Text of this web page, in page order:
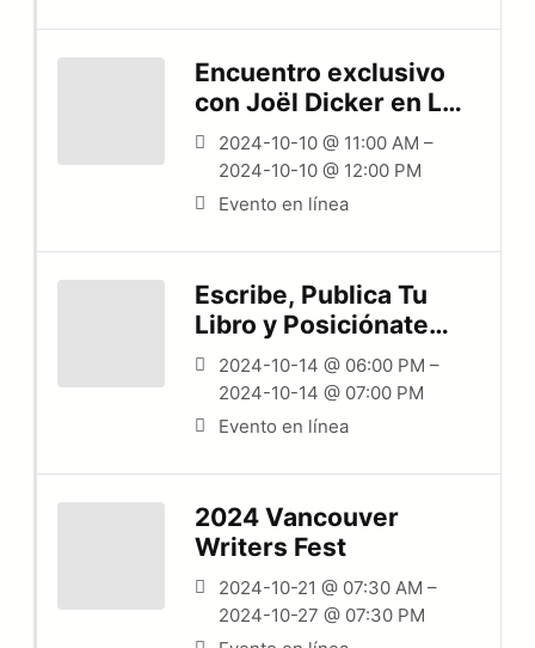
Encuentro exclusivo
con Joël Dicker en La
Noche Más Negra
2024-10-10 @ 11:00 AM –
2024-10-10 @ 12:00 PM
Evento en línea
Escribe, Publica Tu
Libro y Posiciónate
como Experto
2024-10-14 @ 06:00 PM –
2024-10-14 @ 07:00 PM
Evento en línea
2024 Vancouver
Writers Fest
2024-10-21 @ 07:30 AM –
2024-10-27 @ 07:30 PM